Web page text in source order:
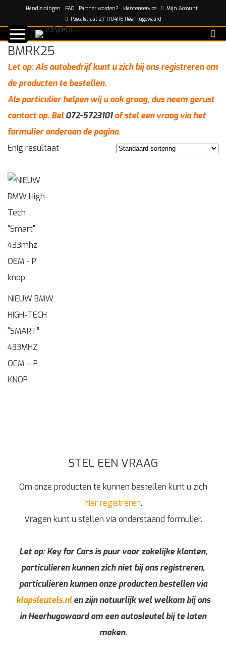
Handleidingen FAQ Partner worden? klantenservice
Mijn Account
Pascalstraat 27 1704RE Heerhugowaard
Home/BMRK25
BMRK25
Let op: Als autobedrijf kunt u zich bij ons registreren om
de producten te bestellen.
Als particulier helpen wij u ook graag, dus neem gerust
contact op. Bel072-5723101of stel een vraag via het
formulier onderaan de pagina.
Enig resultaat
NIEUW BMW
HIGH-TECH
“SMART”
433MHZ
OEM – P
KNOP
STEL EEN VRAAG
Om onze producten te kunnen bestellen kunt u zich
hier registreren.
Vragen kunt u stellen via onderstaand formulier.
Let op: Key for Cars is puur voor zakelijke klanten,
particulieren kunnen zich niet bij ons registreren,
particulieren kunnen onze producten bestellen via
klapsleutels.nlen zijn natuurlijk wel welkom bij ons
in Heerhugowaard om een autosleutel bij te laten
maken.